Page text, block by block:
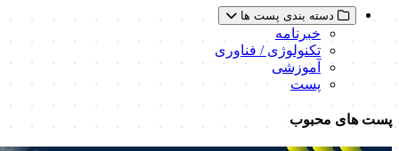
دسته بندی پست ها
خبرنامه
تکنولوژی / فناوری
آموزشی
پست
پست های محبوب